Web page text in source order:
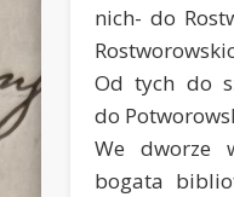
nich- do
Od tych do
do
We dworze
bogata